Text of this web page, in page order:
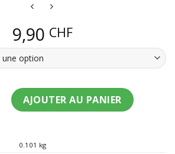
9,90 CHF
Sucette humoristique seins
AJOUTER AU PANIER
0.101 kg